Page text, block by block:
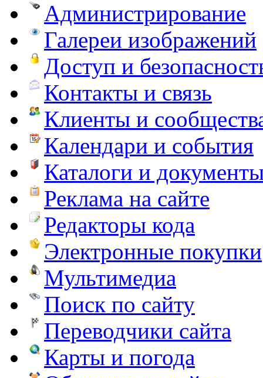
Администрирование
Галереи изображений
Доступ и
Контакты и связь
Клиенты и
Календари и события
Каталоги и
Реклама на сайте
Редакторы кода
Электронные покупки
Мультимедиа
Поиск по сайту
Переводчики сайта
Карты и погода